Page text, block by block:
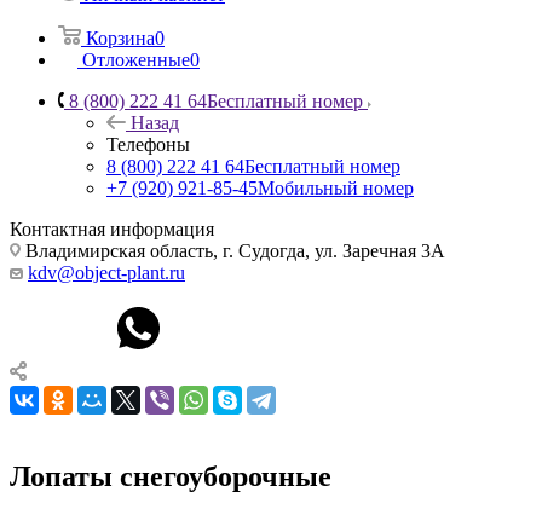
Корзина0
Отложенные0
8 (800) 222 41 64Бесплатный номер
Назад
Телефоны
8 (800) 222 41 64Бесплатный номер
+7 (920) 921-85-45Мобильный номер
Контактная информация
Владимирская область, г. Судогда, ул. Заречная 3А
kdv@object-plant.ru
Лопаты снегоуборочные